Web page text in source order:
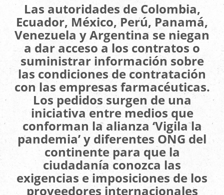
Las autoridades de Colombia,
Ecuador, México, Perú, Panamá,
Venezuela y Argentina se niegan
a dar acceso a los contratos o
suministrar información sobre
las condiciones de contratación
con las empresas farmacéuticas.
Los pedidos surgen de una
iniciativa entre medios que
conforman la alianza ‘Vigila la
pandemia’ y diferentes ONG del
continente para que la
ciudadanía conozca las
exigencias e imposiciones de los
proveedores internacionales